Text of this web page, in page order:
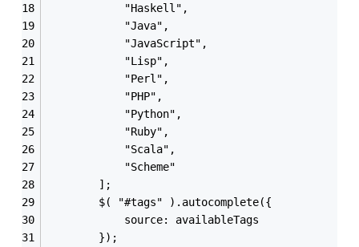
			"Haskell",
			"Java",
			"JavaScript",
			"Lisp",
			"Perl",
			"PHP",
			"Python",
			"Ruby",
			"Scala",
			"Scheme"
		];
		$( "#tags" ).autocomplete({
			source: availableTags
		});